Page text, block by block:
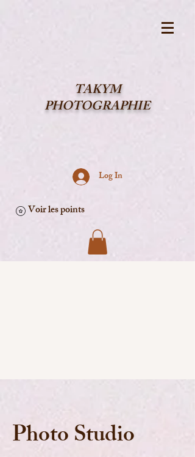
TAKYM
PHOTOGRAPHIE
Log In
Voir les points
Photo Studio